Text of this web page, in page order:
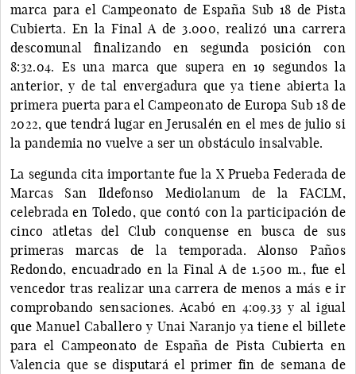
marca para el Campeonato de España Sub 18 de Pista
Cubierta. En la Final A de 3.000, realizó una carrera
descomunal finalizando en segunda posición con
8:32.04. Es una marca que supera en 19 segundos la
anterior, y de tal envergadura que ya tiene abierta la
primera puerta para el Campeonato de Europa Sub 18 de
2022, que tendrá lugar en Jerusalén en el mes de julio si
la pandemia no vuelve a ser un obstáculo insalvable.
La segunda cita importante fue la X Prueba Federada de
Marcas San Ildefonso Mediolanum de la FACLM,
celebrada en Toledo, que contó con la participación de
cinco atletas del Club conquense en busca de sus
primeras marcas de la temporada. Alonso Paños
Redondo, encuadrado en la Final A de 1.500 m., fue el
vencedor tras realizar una carrera de menos a más e ir
comprobando sensaciones. Acabó en 4:09.33 y al igual
que Manuel Caballero y Unai Naranjo ya tiene el billete
para el Campeonato de España de Pista Cubierta en
Valencia que se disputará el primer fin de semana de